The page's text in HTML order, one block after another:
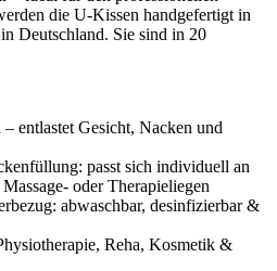
die U-Kissen handgefertigt in
Deutschland. Sie sind in 20
entlastet Gesicht, Nacken und
passt sich individuell an
oder Therapieliegen
abwaschbar, desinfizierbar &
Reha, Kosmetik &